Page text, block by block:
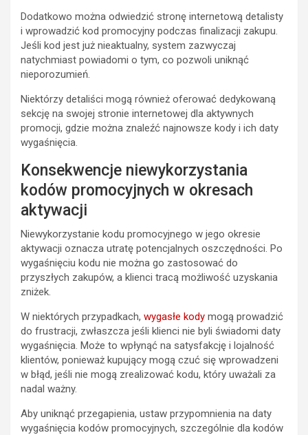
Dodatkowo można odwiedzić stronę internetową detalisty
i wprowadzić kod promocyjny podczas finalizacji zakupu.
Jeśli kod jest już nieaktualny, system zazwyczaj
natychmiast powiadomi o tym, co pozwoli uniknąć
nieporozumień.
Niektórzy detaliści mogą również oferować dedykowaną
sekcję na swojej stronie internetowej dla aktywnych
promocji, gdzie można znaleźć najnowsze kody i ich daty
wygaśnięcia.
Konsekwencje niewykorzystania
kodów promocyjnych w okresach
aktywacji
Niewykorzystanie kodu promocyjnego w jego okresie
aktywacji oznacza utratę potencjalnych oszczędności. Po
wygaśnięciu kodu nie można go zastosować do
przyszłych zakupów, a klienci tracą możliwość uzyskania
zniżek.
W niektórych przypadkach, wygasłe kody mogą prowadzić
do frustracji, zwłaszcza jeśli klienci nie byli świadomi daty
wygaśnięcia. Może to wpłynąć na satysfakcję i lojalność
klientów, ponieważ kupujący mogą czuć się wprowadzeni
w błąd, jeśli nie mogą zrealizować kodu, który uważali za
nadal ważny.
Aby uniknąć przegapienia, ustaw przypomnienia na daty
wygaśnięcia kodów promocyjnych, szczególnie dla kodów